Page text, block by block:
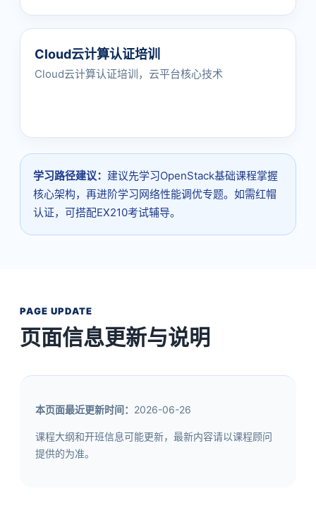
Cloud云计算认证培训
Cloud云计算认证培训，云平台核心技术
学习路径建议： 建议先学习OpenStack基础课程掌握
核心架构，再进阶学习网络性能调优专题。如需红帽
认证，可搭配EX210考试辅导。
PAGE UPDATE
页面信息更新与说明
本页面最近更新时间： 2026-06-26
课程大纲和开班信息可能更新，最新内容请以课程顾问
提供的为准。